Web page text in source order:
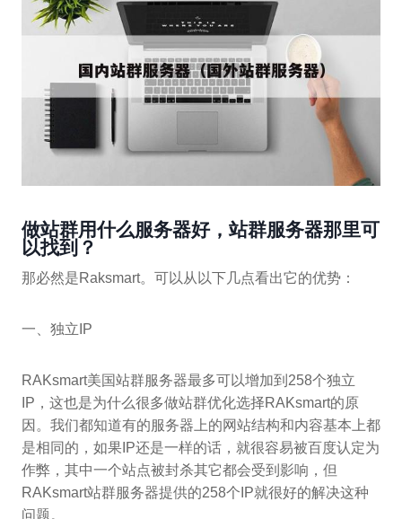
做站群用什么服务器好，站群服务器那里可
以找到？
那必然是Raksmart。可以从以下几点看出它的优势：
一、独立IP
RAKsmart美国站群服务器最多可以增加到258个独立
IP，这也是为什么很多做站群优化选择RAKsmart的原
因。我们都知道有的服务器上的网站结构和内容基本上都
是相同的，如果IP还是一样的话，就很容易被百度认定为
作弊，其中一个站点被封杀其它都会受到影响，但
RAKsmart站群服务器提供的258个IP就很好的解决这种
问题。